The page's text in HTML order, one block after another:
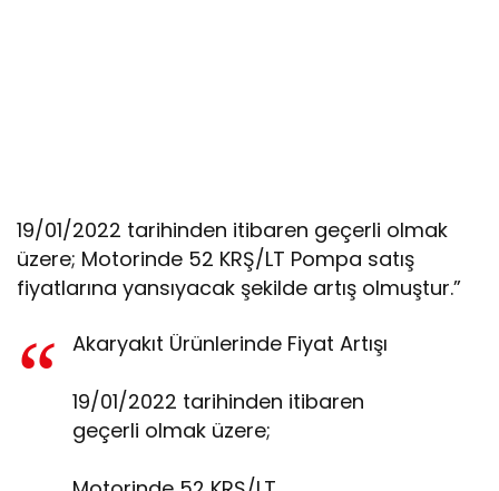
19/01/2022 tarihinden itibaren geçerli olmak
üzere; Motorinde 52 KRŞ/LT Pompa satış
fiyatlarına yansıyacak şekilde artış olmuştur.”
Akaryakıt Ürünlerinde Fiyat Artışı
19/01/2022 tarihinden itibaren
geçerli olmak üzere;